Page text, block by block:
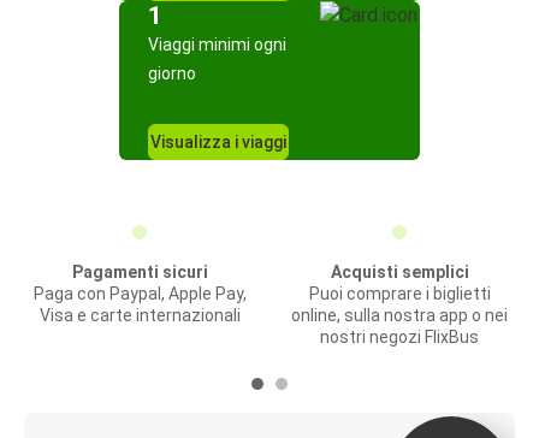
1
Viaggi minimi ogni
giorno
Visualizza i viaggi
Pagamenti sicuri
Paga con Paypal, Apple Pay,
Visa e carte internazionali
Acquisti semplici
Puoi comprare i biglietti
online, sulla nostra app o nei
nostri negozi FlixBus